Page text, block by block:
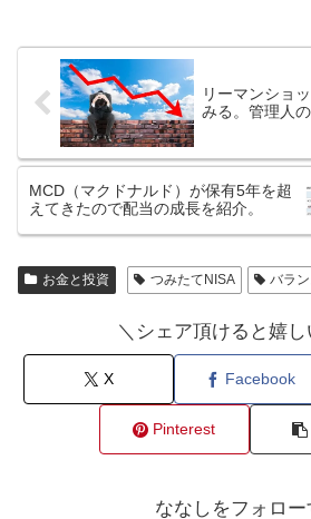
リーマンショ
みる。管理人
MCD（マクドナルド）が保有5年を超
えてきたので配当の成長を紹介。
お金と投資 つみたてNISA バラ
＼シェア頂けると嬉し
X Facebook
Pinterest
ななしをフォロー